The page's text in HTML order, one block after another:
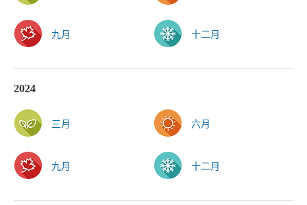
九月 十二月
2024
三月 六月
九月 十二月